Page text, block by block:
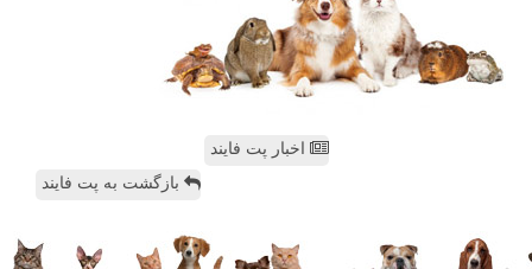
اخبار پت فایند
بازگشت به پت فایند